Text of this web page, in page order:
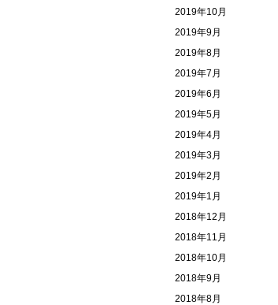
2019年10月
2019年9月
2019年8月
2019年7月
2019年6月
2019年5月
2019年4月
2019年3月
2019年2月
2019年1月
2018年12月
2018年11月
2018年10月
2018年9月
2018年8月